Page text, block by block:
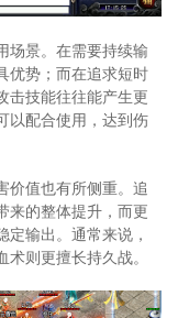
场景。在需要持续输
优势；而在追求短时
击技能往往能产生更
以配合使用，达到伤
价值也有所侧重。追
来的整体提升，而更
输出。通常来说，
则更擅长持久战。